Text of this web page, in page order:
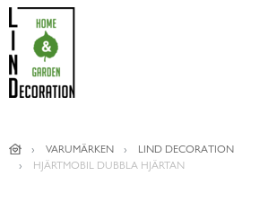
VARUMÄRKEN
LIND DECORATION
HJÄRTMOBIL DUBBLA HJÄRTAN